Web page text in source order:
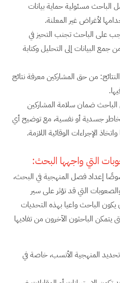
الباحث مسئولية حماية بيانات
لأغراض غير المعلنة.
على الباحث تجنب التحيز في
البيانات إلى التحليل وكتابة
من حق المشاركين معرفة نتائج
الباحث ضمان سلامة المشاركين
جسدية أو نفسية، مع توضيح أي
الإجراءات الوقائية اللازمة.
التي واجهها البحث:
إعداد فصل المنهجية في البحث،
التي قد تؤثر على سير
الباحث واعيا بهذه التحديات
يتمكن الباحثون الآخرون من تفاديها
المنهجية الأنسب، خاصة في